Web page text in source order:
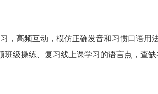
，高频互动，模仿正确发音和习惯口语用
级操练、复习线上课学习的语言点，查缺